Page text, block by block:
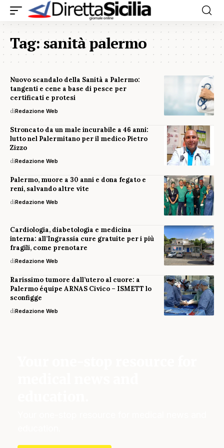
Tag:sanità palermo
Nuovo scandalo della Sanità a Palermo:
tangenti e cene a base di pesce per
certificati e protesi
diRedazione Web
Stroncato da un male incurabile a 46 anni:
lutto nel Palermitano per il medico Pietro
Zizzo
diRedazione Web
Palermo, muore a 30 anni e dona fegato e
reni, salvando altre vite
diRedazione Web
Cardiologia, diabetologia e medicina
interna: all’Ingrassia cure gratuite per i più
fragili, come prenotare
diRedazione Web
Rarissimo tumore dall’utero al cuore: a
Palermo équipe ARNAS Civico – ISMETT lo
sconfigge
diRedazione Web